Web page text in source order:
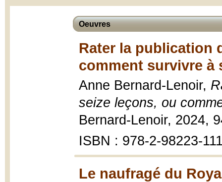
Oeuvres
Rater la publication
comment survivre à
Anne Bernard-Lenoir,
seize leçons, ou
Bernard-Lenoir, 2024,
ISBN : 978-2-98223-
Le naufragé du